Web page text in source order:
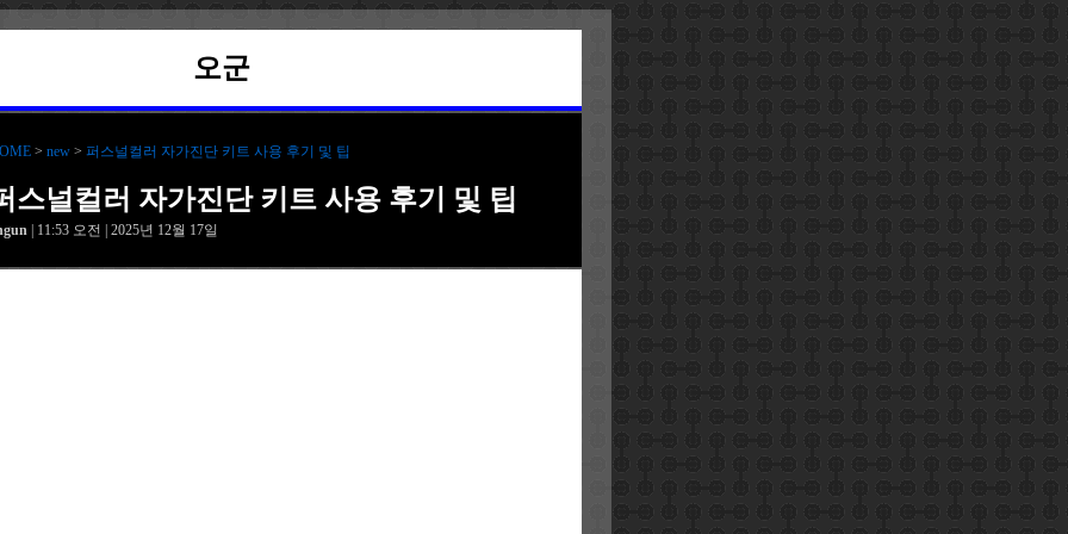
오군
> new > 퍼스널컬러 자가진단 키트 사용 후기 및 팁
스널컬러 자가진단 키트 사용 후기 및 팁
| 11:53 오전 | 2025년 12월 17일